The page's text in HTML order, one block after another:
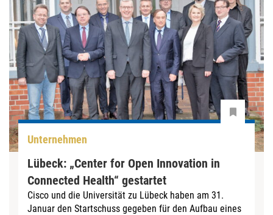
Unternehmen
Lübeck: „Center for Open Innovation in
Connected Health“ gestartet
Cisco und die Universität zu Lübeck haben am 31.
Januar den Startschuss gegeben für den Aufbau eines